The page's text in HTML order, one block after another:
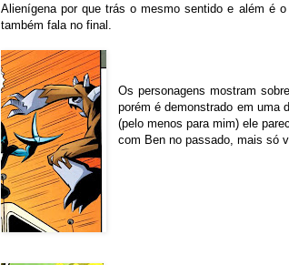
Alienígena por que trás o mesmo sentido e além é
também fala no final.
Os personagens mostram
porém é demonstrado em uma
(pelo menos para mim) ele
com Ben no passado, mais só